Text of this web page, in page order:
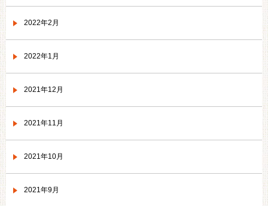
2022年2月
2022年1月
2021年12月
2021年11月
2021年10月
2021年9月